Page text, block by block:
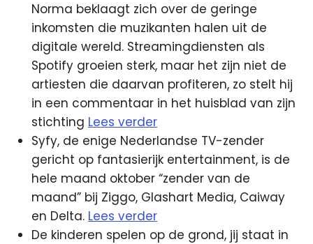
Norma beklaagt zich over de geringe
inkomsten die muzikanten halen uit de
digitale wereld. Streamingdiensten als
Spotify groeien sterk, maar het zijn niet de
artiesten die daarvan profiteren, zo stelt hij
in een commentaar in het huisblad van zijn
stichting Lees verder
Syfy, de enige Nederlandse TV-zender
gericht op fantasierijk entertainment, is de
hele maand oktober “zender van de
maand” bij Ziggo, Glashart Media, Caiway
en Delta. Lees verder
De kinderen spelen op de grond, jij staat in